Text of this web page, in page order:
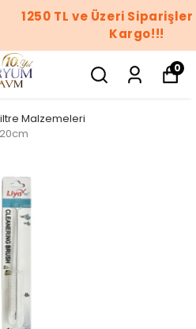
Siparişler Ücretsiz
0
Malzemeleri